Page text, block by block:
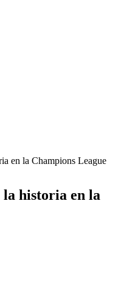
en la Champions League
la historia en la